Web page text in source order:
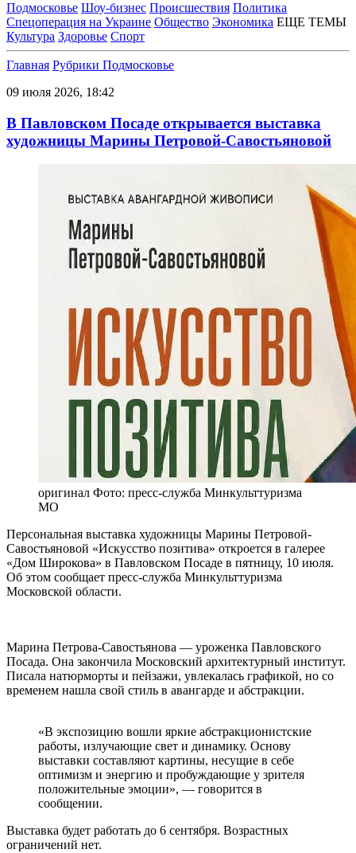
Подмосковье Шоу-бизнес Происшествия Политика
Спецоперация на Украине Общество Экономика ЕЩЕ ТЕМЫ
Культура Здоровье Спорт
Главная Рубрики Подмосковье
09 июля 2026, 18:42
В Павловском Посаде открывается выставка
художницы Марины Петровой-Савостьяновой
оригинал Фото: пресс-служба Минкульттуризма
МО
Персональная выставка художницы Марины Петровой-
Савостьяновой «Искусство позитива» откроется в галерее
«Дом Широкова» в Павловском Посаде в пятницу, 10 июля.
Об этом сообщает пресс-служба Минкульттуризма
Московской области.
Марина Петрова-Савостьянова — уроженка Павловского
Посада. Она закончила Московский архитектурный институт.
Писала натюрморты и пейзажи, увлекалась графикой, но со
временем нашла свой стиль в авангарде и абстракции.
«В экспозицию вошли яркие абстракционистские
работы, излучающие свет и динамику. Основу
выставки составляют картины, несущие в себе
оптимизм и энергию и пробуждающие у зрителя
положительные эмоции», — говорится в
сообщении.
Выставка будет работать до 6 сентября. Возрастных
ограничений нет.